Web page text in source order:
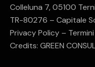
Colleluna 7, 05100
TR-80276 – Capitale
Privacy Policy –
Credits: GREEN